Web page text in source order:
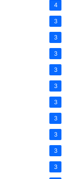
4
3
3
3
3
3
3
3
3
3
3